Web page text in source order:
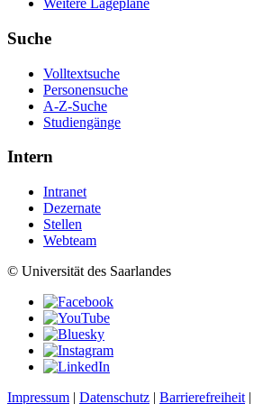
Weitere Lagepläne
Suche
Volltextsuche
Personensuche
A-Z-Suche
Studiengänge
Intern
Intranet
Dezernate
Stellen
Webteam
© Universität des Saarlandes
Impressum | Datenschutz | Barrierefreiheit |